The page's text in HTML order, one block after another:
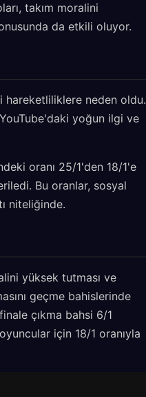
takım moralini
da etkili oluyor.
hareketliliklere neden oldu.
yoğun ilgi ve
oranı 25/1'den 18/1'e
Bu oranlar, sosyal
niteliğinde.
yüksek tutması ve
geçme bahislerinde
çıkma bahsi 6/1
için 18/1 oranıyla